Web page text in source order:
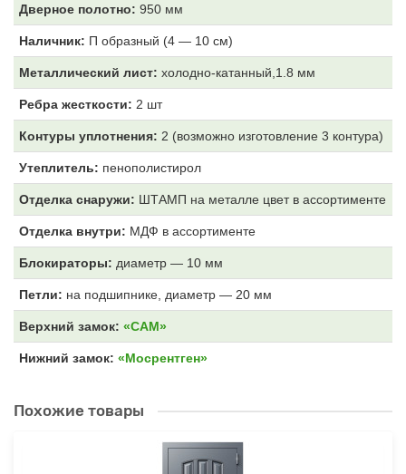
Дверное полотно: 950 мм
Наличник: П образный (4 — 10 см)
Металлический лист: холодно-катанный,1.8 мм
Ребра жесткости: 2 шт
Контуры уплотнения: 2 (возможно изготовление 3 контура)
Утеплитель: пенополистирол
Отделка снаружи: ШТАМП на металле цвет в ассортименте
Отделка внутри: МДФ в ассортименте
Блокираторы: диаметр — 10 мм
Петли: на подшипнике, диаметр — 20 мм
Верхний замок: «САМ»
Нижний замок: «Мосрентген»
Похожие товары